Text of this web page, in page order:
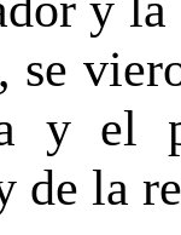
y el
de la